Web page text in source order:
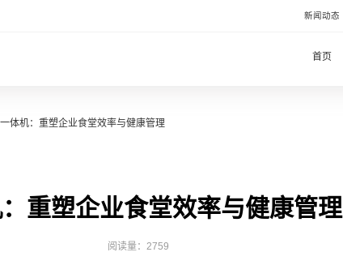
新闻动态
首页
体机：重塑企业食堂效率与健康管理
重塑企业食堂效率与健康管理
阅读量：2759